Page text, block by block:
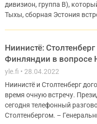
дивизион, группа В),
Тыхы, сборная Эстония
Ниинистё:
Финляндии в вопросе
yle.fi
28.04.2022
Ниинистё и Столтенберг
время очную встречу.
сегодня телефонный
Столтенбергом. –